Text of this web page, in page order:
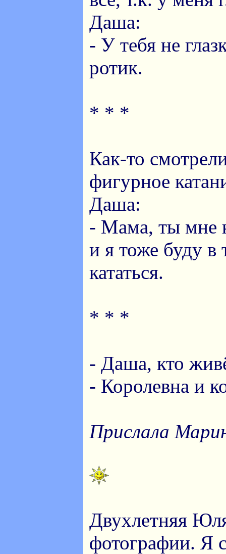
Даша:
- У тебя не
ротик.
* * *
Как-то
фигурное
Даша:
- Мама, ты мне
и я тоже буду в
кататься.
* * *
- Даша, кто
- Королевна и
Прислала
Двухлетняя
фотографии. Я